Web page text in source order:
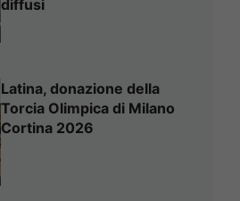
diffusi
Latina, donazione della
Torcia Olimpica di Milano
Cortina 2026